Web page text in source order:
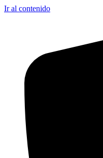
Ir al contenido